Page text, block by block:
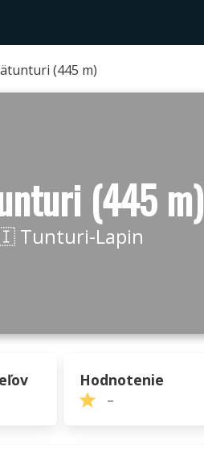
(445 m)
(445 m)
Tunturi-Lapin
Hodnotenie
–